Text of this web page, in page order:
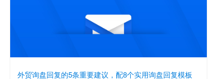
外贸询盘回复的5条重要建议，配8个实用询盘回复模板